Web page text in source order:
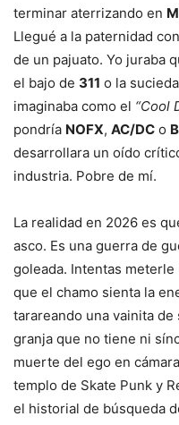
terminar aterrizando en
Llegué a la paternidad
de un pajuato. Yo juraba
el bajo de 311 o la
imaginaba como el “Cool
pondría NOFX, AC/DC o
desarrollara un oído
industria. Pobre de mí.
La realidad en 2026 es
asco. Es una guerra de
goleada. Intentas
que el chamo sienta la
tarareando una vainita
granja que no tiene ni
muerte del ego en
templo de Skate Punk y
el historial de búsqueda